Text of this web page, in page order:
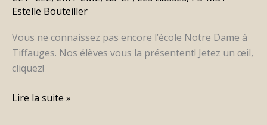
Estelle Bouteiller
Vous ne connaissez pas encore l’école Notre Dame à
Tiffauges. Nos élèves vous la présentent! Jetez un œil,
cliquez!
Lire la suite »